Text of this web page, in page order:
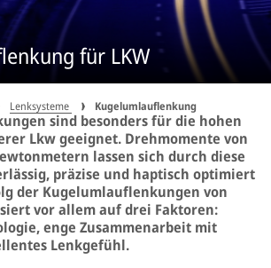
für LKW
Lenksysteme Kugelumlauflenkung
sind besonders für die hohen
Lkw geeignet. Drehmomente von
lassen sich durch diese
präzise und haptisch optimiert
der Kugelumlauflenkungen von
vor allem auf drei Faktoren:
enge Zusammenarbeit mit
Lenkgefühl.